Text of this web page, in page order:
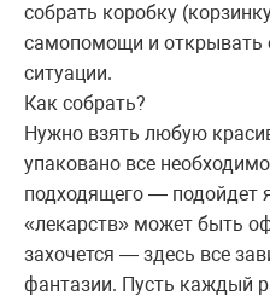
собрать коробку
самопомощи и открывать
ситуации.
Как собрать?
Нужно взять любую
упаковано все
подходящего — подойдет
«лекарств» может быть
захочется — здесь все
фантазии. Пусть каждый